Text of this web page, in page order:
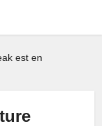
est en